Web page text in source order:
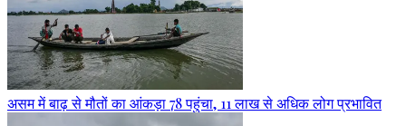
असम में बाढ़ से मौतों का आंकड़ा 78 पहुंचा, 11 लाख से अधिक लोग प्रभावित